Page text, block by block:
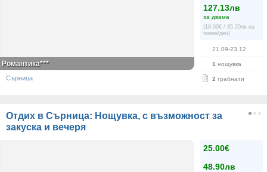
127.13лв
за двама
(18.00€ / 35.20лв на
човек/ден)
21.09-23.12
1 нощувка
2 грабнати
Романтика***
Сърница
Отдих в Сърница: Нощувка, с възможност за
закуска и вечеря
25.00€
48.90лв